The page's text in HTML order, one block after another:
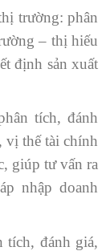
trường: phân
– thị hiếu
định sản xuất
tích, đánh
vị thế tài chính
giúp tư vấn ra
nhập doanh
tích, đánh giá,